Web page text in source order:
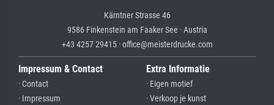
Kärntner Strasse 46
9586 Finkenstein am Faaker See · Austria
+43 4257 29415 · office@meisterdrucke.com
Impressum & Contact
· Contact
· Impressum
Extra Informatie
· Eigen motief
· Verkoop je kunst